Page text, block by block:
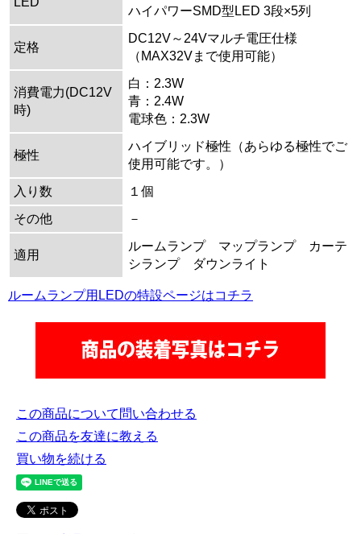
ハイパワーSMD型LED 3段×5列
定格
DC12V～24Vマルチ電圧仕様
（MAX32Vまで使用可能）
消費電力(DC12V
時)
白：2.3W
青：2.4W
電球色：2.3W
極性
ハイブリッド極性（あらゆる極性でご
使用可能です。）
入り数
１個
その他
－
適用
ルームランプ マップランプ カーテ
シランプ ダウンライト
ルームランプ用LEDの特設ページはコチラ
この商品について問い合わせる
この商品を友達に教える
買い物を続ける